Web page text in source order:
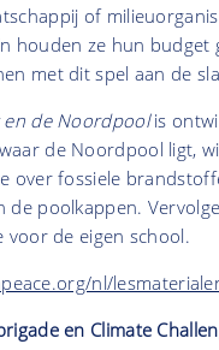
of
houden ze hun
met dit spel aan de
en de Noordpoolis
de Noordpool ligt,
over fossiele
de poolkappen.
voor de eigen school.
nl/
en Climate